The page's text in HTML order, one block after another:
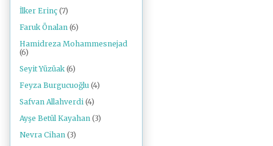
İlker Erinç (7)
Faruk Önalan (6)
Hamidreza Mohammesnejad
(6)
Seyit Yüzüak (6)
Feyza Burgucuoğlu (4)
Safvan Allahverdi (4)
Ayşe Betül Kayahan (3)
Nevra Cihan (3)